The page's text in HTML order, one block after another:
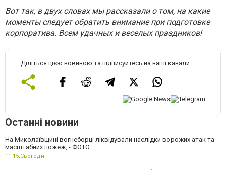
Вот так, в двух словах мы рассказали о том, на какие
моменты следует обратить внимание при подготовке
корпоратива. Всем удачных и веселых праздников!
Діліться цією новиною та підписуйтесь на наші канали
Останні новини
На Миколаївщині вогнеборці ліквідували наслідки ворожих атак та
масштабних пожеж, - ФОТО
11:15, Сьогодні